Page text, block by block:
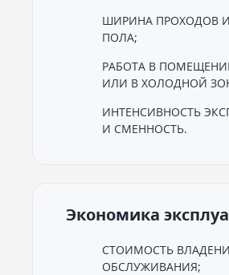
ШИРИНА ПРОХОДОВ
ПОЛА;
РАБОТА В
ИЛИ В ХОЛОДНОЙ
ИНТЕНСИВНОСТЬ
И СМЕННОСТЬ.
Экономика
СТОИМОСТЬ
ОБСЛУЖИВАНИЯ;